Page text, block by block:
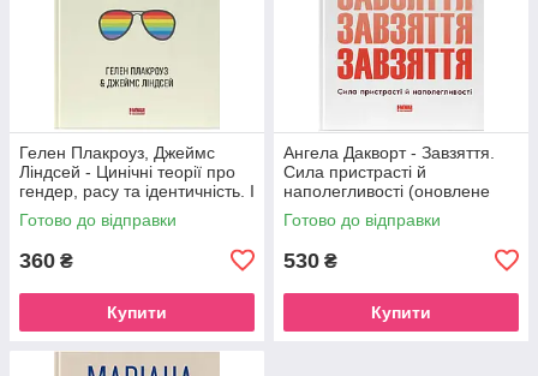
Гелен Плакроуз, Джеймс
Ліндсей - Цинічні теорії про
гендер, расу та ідентичність. І
чому вони згубні для нас усіх
Готово до відправки
360 ₴
Купити
Ангела Дакворт - Завзяття.
Сила пристрасті й
наполегливості (оновлене
видання)
Готово до відправки
530 ₴
Купити